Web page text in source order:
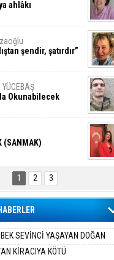
ahlâkı
şendir, şatırdır”
YÜCEBAŞ
Okunabilecek
(SANMAK)
Kuşaklararası
Faturası
Sığmazam
1 2 3
SEVİNCİ YAŞAYAN DOĞAN
DESTEĞİ
KİRACIYA KÖTÜ